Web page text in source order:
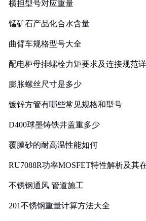
横担型号对应重量
锰矿石产品化合水含量
曲臂车规格型号大全
配电柜母排螺栓力矩要求及连接规范
膨胀螺丝尺寸是多少
镀锌方管有哪些常见规格和型号
D400球墨铸铁井盖重多少
覆膜砂的耐高温性能如何
RU7088R功率MOSFET特性解析及其
不锈钢通风 管道施工
201不锈钢重量计算方法大全